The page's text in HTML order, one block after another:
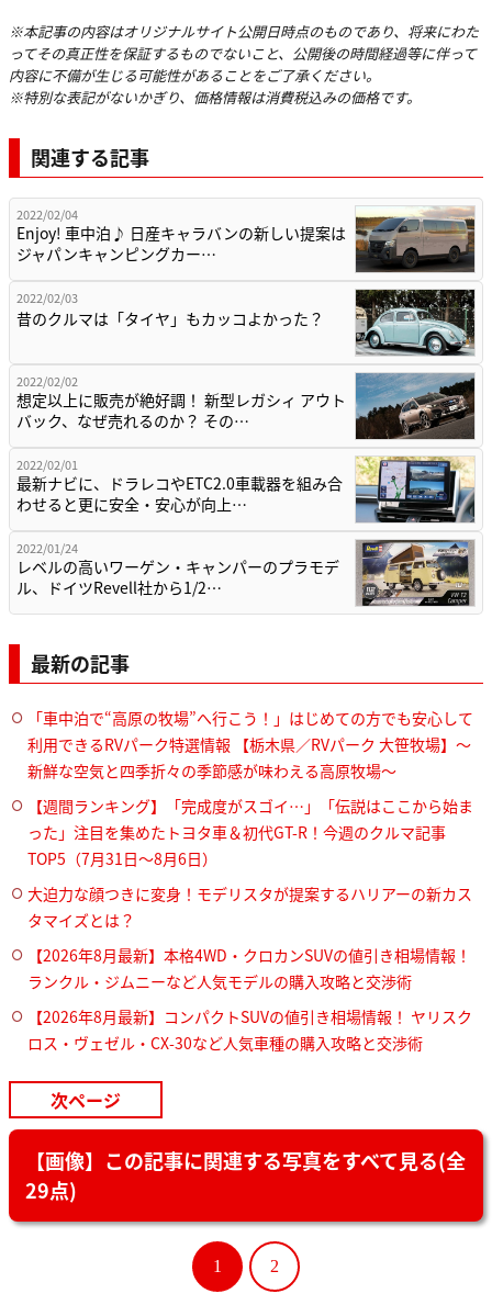
※本記事の内容はオリジナルサイト公開日時点のものであり、将来にわた
ってその真正性を保証するものでないこと、公開後の時間経過等に伴って
内容に不備が生じる可能性があることをご了承ください。
※特別な表記がないかぎり、価格情報は消費税込みの価格です。
関連する記事
2022/02/04
Enjoy! 車中泊♪ 日産キャラバンの新しい提案は
ジャパンキャンピングカー…
2022/02/03
昔のクルマは「タイヤ」もカッコよかった？
2022/02/02
想定以上に販売が絶好調！ 新型レガシィ アウト
バック、なぜ売れるのか？ その…
2022/02/01
最新ナビに、ドラレコやETC2.0車載器を組み合
わせると更に安全・安心が向上…
2022/01/24
レベルの高いワーゲン・キャンパーのプラモデ
ル、ドイツRevell社から1/2…
最新の記事
「車中泊で“高原の牧場”へ行こう！」はじめての方でも安心して
利用できるRVパーク特選情報 【栃木県／RVパーク 大笹牧場】～
新鮮な空気と四季折々の季節感が味わえる高原牧場～
【週間ランキング】「完成度がスゴイ…」「伝説はここから始ま
った」注目を集めたトヨタ車＆初代GT-R！今週のクルマ記事
TOP5（7月31日〜8月6日）
大迫力な顔つきに変身！モデリスタが提案するハリアーの新カス
タマイズとは？
【2026年8月最新】本格4WD・クロカンSUVの値引き相場情報！
ランクル・ジムニーなど人気モデルの購入攻略と交渉術
【2026年8月最新】コンパクトSUVの値引き相場情報！ ヤリスク
ロス・ヴェゼル・CX-30など人気車種の購入攻略と交渉術
次ページ
【画像】この記事に関連する写真をすべて見る(全
29点)
1 2